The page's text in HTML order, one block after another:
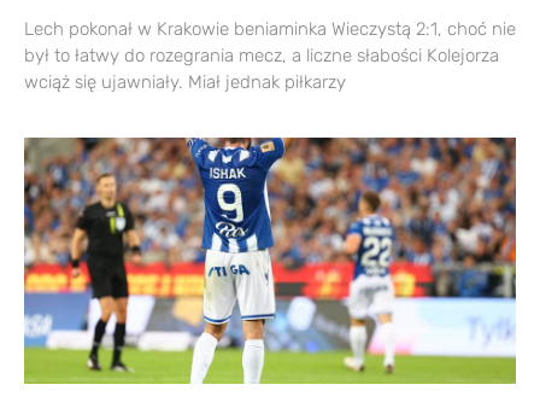
Lech pokonał w Krakowie beniaminka Wieczystą 2:1, choć nie
był to łatwy do rozegrania mecz, a liczne słabości Kolejorza
wciąż się ujawniały. Miał jednak piłkarzy